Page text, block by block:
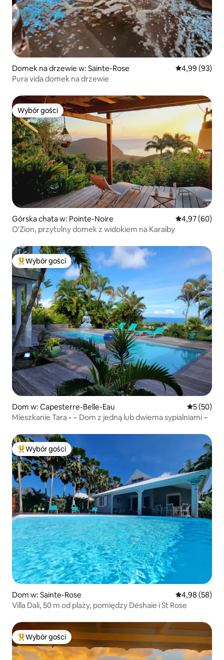
Domek na drzewie w: Sainte-Rose Średnia
4,99 (93)
Pura vida domek na drzewie
Wybór gości
Wybór gości
Górska chata w: Pointe-Noire Średnia
4,97 (60)
O'Zion, przytulny domek z widokiem na Karaiby
Najpopularniejsze z kategorii Wybór gości
Wybór gości
Dom w: Capesterre-Belle-Eau Średnia
5 (50)
Mieszkanie Tara • ~ Dom z jedną lub dwiema sypialniami ~
Najpopularniejsze z kategorii Wybór gości
Wybór gości
Dom w: Sainte-Rose Średnia
4,98 (58)
Villa Dali, 50 m od plaży, pomiędzy Déshaie i St Rose
Najpopularniejsze z kategorii Wybór gości
Wybór gości